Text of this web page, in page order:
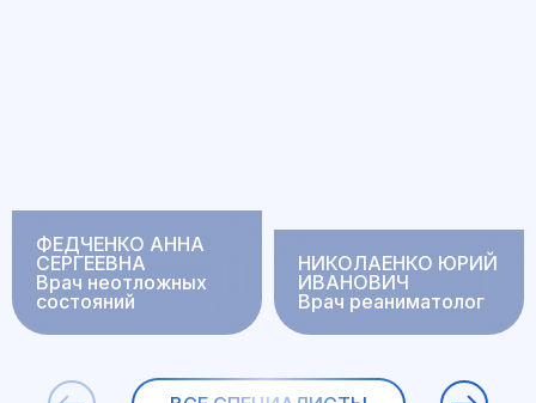
ФЕДЧЕНКО АННА
СЕРГЕЕВНА
Врач неотложных
состояний
НИКОЛАЕНКО ЮРИЙ
ИВАНОВИЧ
Врач реаниматолог